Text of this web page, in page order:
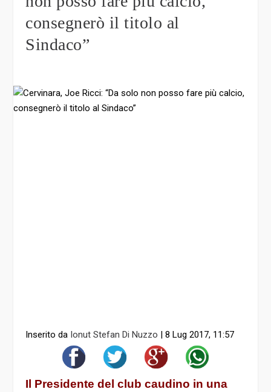
consegnerò il titolo al
Sindaco”
Inserito da Ionut Stefan Di Nuzzo |8 Lug 2017, 11:57
Il Presidente del club caudino in una